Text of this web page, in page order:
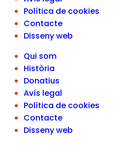
Política de cookies
Contacte
Disseny web
Qui som
Història
Donatius
Avís legal
Política de cookies
Contacte
Disseny web